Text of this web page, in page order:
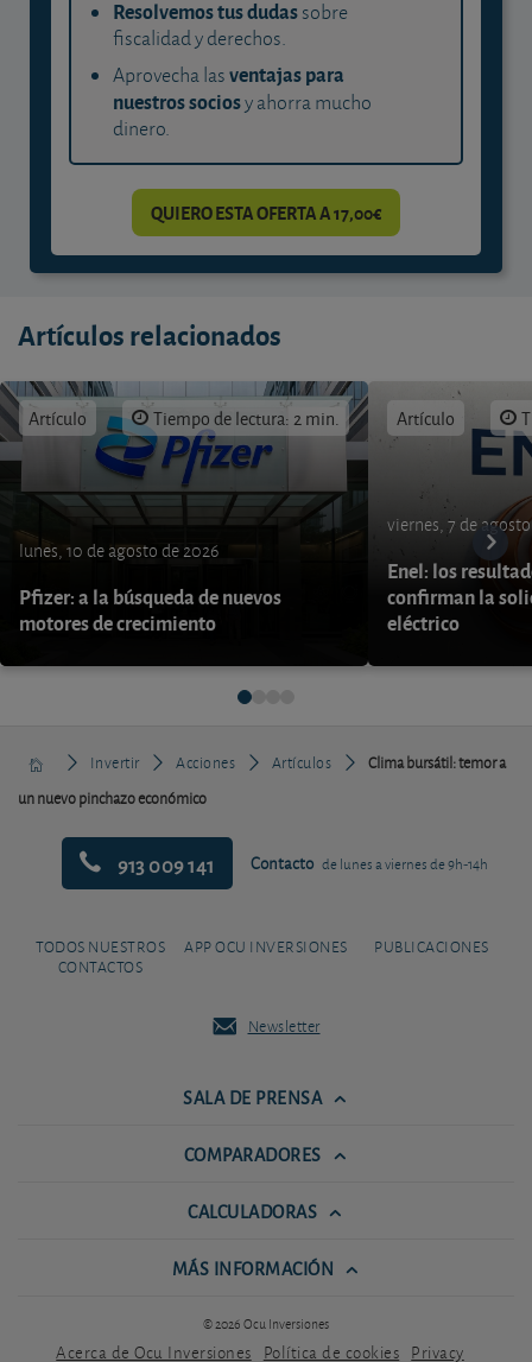
Resolvemos tus dudassobre
fiscalidad y derechos.
Aprovecha lasventajas para
nuestros sociosy ahorra mucho
dinero.
QUIERO ESTA OFERTA A 17,00€
Artículos relacionados
Artículo Tiempo de lectura: 2 min.
lunes, 10 de agosto de 2026
Pfizer: a la búsqueda de nuevos
motores de crecimiento
Artículo
viernes, 7 de
Enel: los
confirman la
eléctrico
Invertir Acciones Artículos
Clima bursátil: temor a
un nuevo pinchazo económico
913 009 141 Contacto de lunes a viernes de 9h-14h
TODOS NUESTROS
CONTACTOS
APP OCU INVERSIONES PUBLICACIONES
Newsletter
SALA DE PRENSA
COMPARADORES
CALCULADORAS
MÁS INFORMACIÓN
© 2026 Ocu Inversiones
Acerca de Ocu Inversiones Política de cookies Privacy